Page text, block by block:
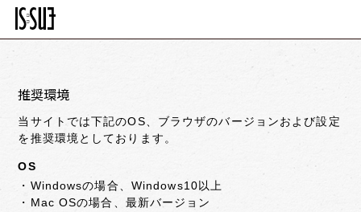
推奨環境
当サイトでは下記のOS、ブラウザのバージョンおよび設定
を推奨環境としております。
OS
・Windowsの場合、Windows10以上
・Mac OSの場合、最新バージョン